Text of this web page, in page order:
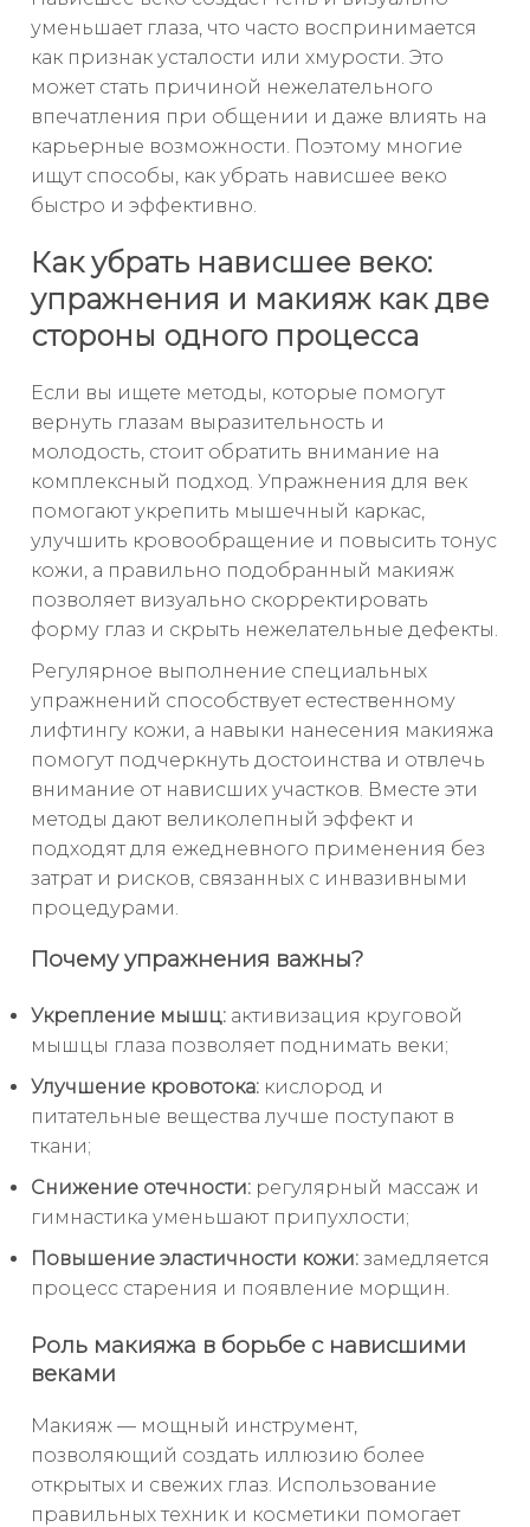
уменьшает глаза, что часто воспринимается
как признак усталости или хмурости. Это
может стать причиной нежелательного
впечатления при общении и даже влиять на
карьерные возможности. Поэтому многие
ищут способы, как убрать нависшее веко
быстро и эффективно.
Как убрать нависшее веко:
упражнения и макияж как две
стороны одного процесса
Если вы ищете методы, которые помогут
вернуть глазам выразительность и
молодость, стоит обратить внимание на
комплексный подход. Упражнения для век
помогают укрепить мышечный каркас,
улучшить кровообращение и повысить тонус
кожи, а правильно подобранный макияж
позволяет визуально скорректировать
форму глаз и скрыть нежелательные дефекты.
Регулярное выполнение специальных
упражнений способствует естественному
лифтингу кожи, а навыки нанесения макияжа
помогут подчеркнуть достоинства и отвлечь
внимание от нависших участков. Вместе эти
методы дают великолепный эффект и
подходят для ежедневного применения без
затрат и рисков, связанных с инвазивными
процедурами.
Почему упражнения важны?
Укрепление мышц: активизация круговой
мышцы глаза позволяет поднимать веки;
Улучшение кровотока: кислород и
питательные вещества лучше поступают в
ткани;
Снижение отечности: регулярный массаж и
гимнастика уменьшают припухлости;
Повышение эластичности кожи: замедляется
процесс старения и появление морщин.
Роль макияжа в борьбе с нависшими
веками
Макияж — мощный инструмент,
позволяющий создать иллюзию более
открытых и свежих глаз. Использование
правильных техник и косметики помогает